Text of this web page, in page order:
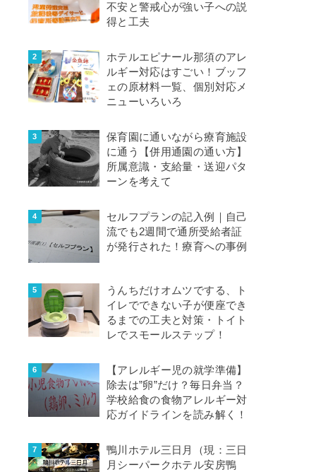
不安と警戒心が強い子への説
得と工夫
ホテルエピナール那須のアレ
ルギー対応はすごい！ブッフ
ェの原材料一覧、個別対応メ
ニューいろいろ
保育園に通いながら療育施設
に通う【併用通園の通い方】
所属意識・支給量・送迎パタ
ーンを考えて
セルフプランの記入例｜自己
流でも2週間で通所受給者証
が発行された！療育への事例
うんちだけオムツでする、ト
イレでできない子が便座でき
るまでの工夫と対策・トイト
レでスモールステップ！
【アレルギー児の就学準備】
除去は”卵”だけ？毎日弁当？
学校給食の食物アレルギー対
応ガイドラインを読み解く！
鴨川ホテル三日月（現：三日
月シーパークホテル安房鴨